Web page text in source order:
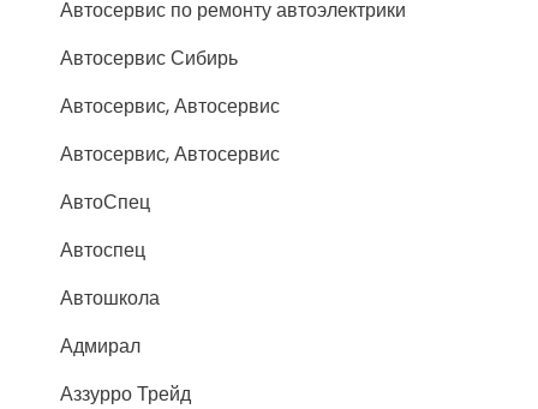
Автосервис по ремонту автоэлектрики
Автосервис Сибирь
Автосервис, Автосервис
Автосервис, Автосервис
АвтоСпец
Автоспец
Автошкола
Адмирал
Аззурро Трейд